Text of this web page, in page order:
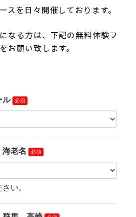
スを日々開催しております。
なる方は、下記の無料体験フ
お願い致します。